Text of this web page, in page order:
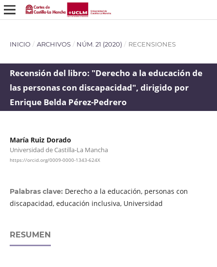
INICIO / ARCHIVOS / NÚM. 21 (2020) / RECENSIONES
Recensión del libro: "Derecho a la educación de
las personas con discapacidad", dirigido por
Enrique Belda Pérez-Pedrero
María Ruiz Dorado
Universidad de Castilla-La Mancha
https://orcid.org/0009-0000-1343-624X
Palabras clave: Derecho a la educación, personas con
discapacidad, educación inclusiva, Universidad
RESUMEN